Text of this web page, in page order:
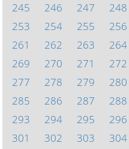
245
246 247 248
253
254 255 256
261
262 263 264
269
270 271 272
277
278 279 280
285
286 287 288
293
294 295 296
301
302 303 304